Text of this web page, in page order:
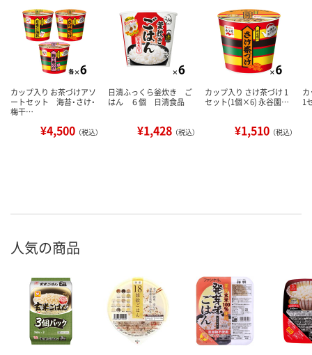
カップ入り お茶づけアソ
ートセット 海苔・さけ・
梅干…
¥4,500 （税込）
日清ふっくら釜炊き ご
はん ６個 日清食品
¥1,428 （税込）
カップ入り さけ茶づけ 1
セット(1個×6) 永谷園…
¥1,510 （税込）
1
人気の商品